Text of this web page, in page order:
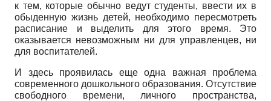
к тем, которые обычно ведут студенты, ввести их в
обыденную жизнь детей, необходимо пересмотреть
расписание и выделить для этого время. Это
оказывается невозможным ни для управленцев, ни
для воспитателей.
И здесь проявилась еще одна важная проблема
современного дошкольного образования. Отсутствие
свободного времени, личного пространства,